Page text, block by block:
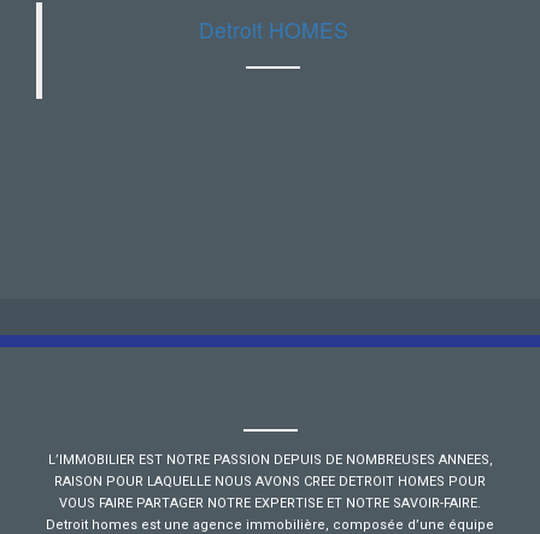
Detroit HOMES
L’IMMOBILIER EST NOTRE PASSION DEPUIS DE NOMBREUSES ANNEES,
RAISON POUR LAQUELLE NOUS AVONS CREE DETROIT HOMES POUR
VOUS FAIRE PARTAGER NOTRE EXPERTISE ET NOTRE SAVOIR-FAIRE.
Detroit homes est une agence immobilière, composée d’une équipe